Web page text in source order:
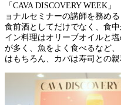
「CAVA DISCOVERY WEEK
ョナルセミナーの講師を務め
食前酒としてだけでなく、食
イン料理はオリーブオイルと
が多く、魚をよく食べるなど
はもちろん、カバは寿司との親